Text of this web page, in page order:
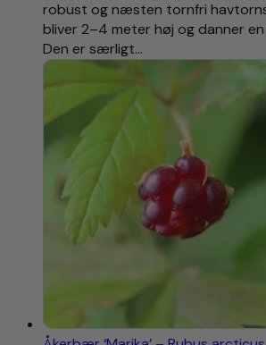
robust og næsten tornfri
bliver 2–4 meter høj og danner
Den er særligt…